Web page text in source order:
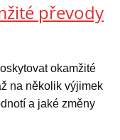
převody
okamžité
na několik výjimek
a jaké změny